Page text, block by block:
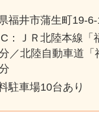
福井市蒲生町
：ＪＲ北陸本線「
／北陸自動車道「
駐車場10台あり